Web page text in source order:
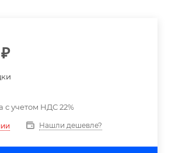
₽
с учетом НДС 22%
Нашли дешевле?